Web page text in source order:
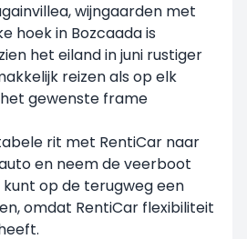
wijngaarden met
hoek in Bozcaada is
het eiland in juni rustiger
reizen als op elk
gewenste frame
rit met RentiCar naar
en neem de veerboot
op de terugweg een
omdat RentiCar flexibiliteit